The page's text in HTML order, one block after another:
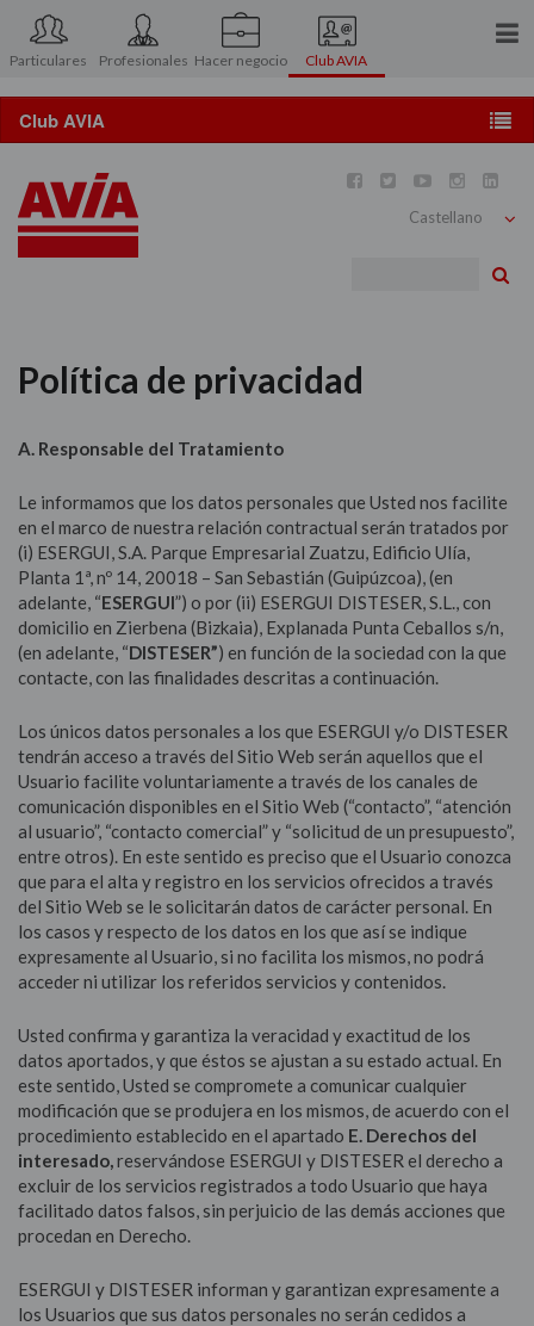
    
Particulares Profesionales Hacer negocio Club AVIA
Conoce el Club AVIA
AVIApocket
Catálogo de regalos
Viajes y motor
Área de socios
Atención socios
Política de privacidad
A. Responsable del Tratamiento
Le informamos que los datos personales que Usted nos facilite
en el marco de nuestra relación contractual serán tratados por
(i) ESERGUI, S.A. Parque Empresarial Zuatzu, Edificio Ulía,
Planta 1ª, nº 14, 20018 – San Sebastián (Guipúzcoa), (en
adelante, “ESERGUI”) o por (ii) ESERGUI DISTESER, S.L., con
domicilio en Zierbena (Bizkaia), Explanada Punta Ceballos s/n,
(en adelante, “DISTESER”) en función de la sociedad con la que
contacte, con las finalidades descritas a continuación.
Los únicos datos personales a los que ESERGUI y/o DISTESER
tendrán acceso a través del Sitio Web serán aquellos que el
Usuario facilite voluntariamente a través de los canales de
comunicación disponibles en el Sitio Web (“contacto”, “atención
al usuario”, “contacto comercial” y “solicitud de un presupuesto”,
entre otros). En este sentido es preciso que el Usuario conozca
que para el alta y registro en los servicios ofrecidos a través
del Sitio Web se le solicitarán datos de carácter personal. En
los casos y respecto de los datos en los que así se indique
expresamente al Usuario, si no facilita los mismos, no podrá
acceder ni utilizar los referidos servicios y contenidos.
Usted confirma y garantiza la veracidad y exactitud de los
datos aportados, y que éstos se ajustan a su estado actual. En
este sentido, Usted se compromete a comunicar cualquier
modificación que se produjera en los mismos, de acuerdo con el
procedimiento establecido en el apartado E. Derechos del
interesado,reservándose ESERGUI y DISTESER el derecho a
excluir de los servicios registrados a todo Usuario que haya
facilitado datos falsos, sin perjuicio de las demás acciones que
procedan en Derecho.
ESERGUI y DISTESER informan y garantizan expresamente a
los Usuarios que sus datos personales no serán cedidos a